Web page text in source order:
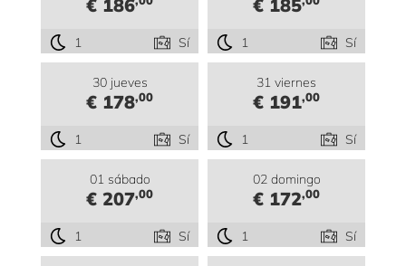
€ 186
1 Sí
€ 185
1 Sí
30 jueves
€ 178,00
1 Sí
31 viernes
€ 191,00
1 Sí
01 sábado
€ 207,00
1 Sí
02 domingo
€ 172,00
1 Sí